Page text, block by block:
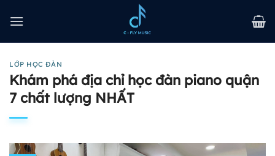
qua
LỚP HỌC ĐÀN
Khám phá địa chỉ học đàn piano quận
7 chất lượng NHẤT